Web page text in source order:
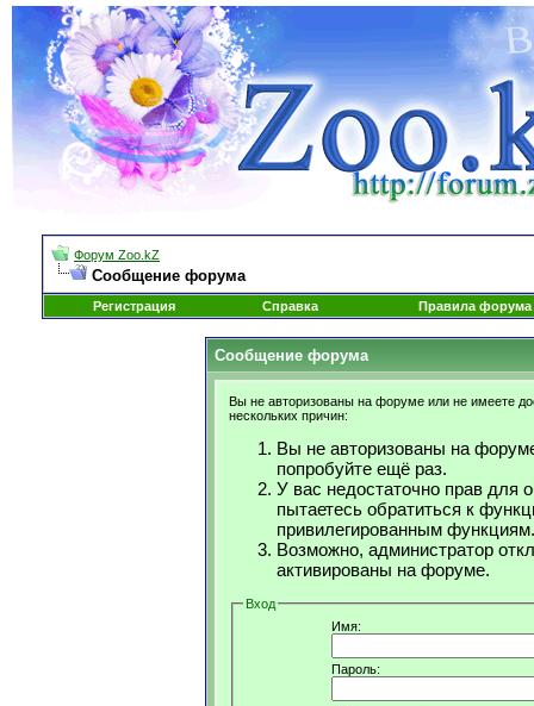
Форум Zoo.kZ
Сообщение форума
Регистрация Справка Правила форума
Сообщение форума
Вы не авторизованы на форуме или не имеете
нескольких причин:
Вы не авторизованы на
попробуйте ещё раз.
У вас недостаточно прав для
пытаетесь обратиться к
привилегированным функциям.
Возможно, администратор
активированы на форуме.
Вход
Имя:
Пароль: